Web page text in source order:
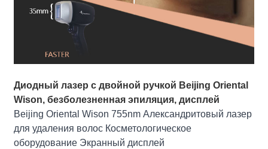
Диодный лазер с двойной ручкой Beijing Oriental
Wison, безболезненная эпиляция, дисплей
Beijing Oriental Wison 755nm Александритовый лазер
для удаления волос Косметологическое
оборудование Экранный дисплей